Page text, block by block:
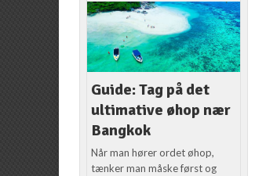
Guide: Tag på det
ultimative øhop nær
Bangkok
Når man hører ordet øhop,
tænker man måske først og